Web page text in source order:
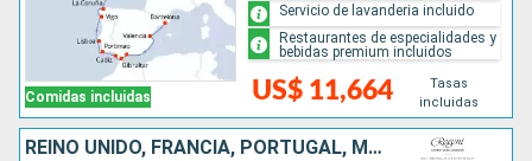
Comidas incluidas US$ 11,664
Tasas
incluidas
Servicio de lavanderia incluido
Restaurantes de especialidades y
bebidas premium incluidos
REINO UNIDO, FRANCIA, PORTUGAL, MARRUECOS, ESPAÑA